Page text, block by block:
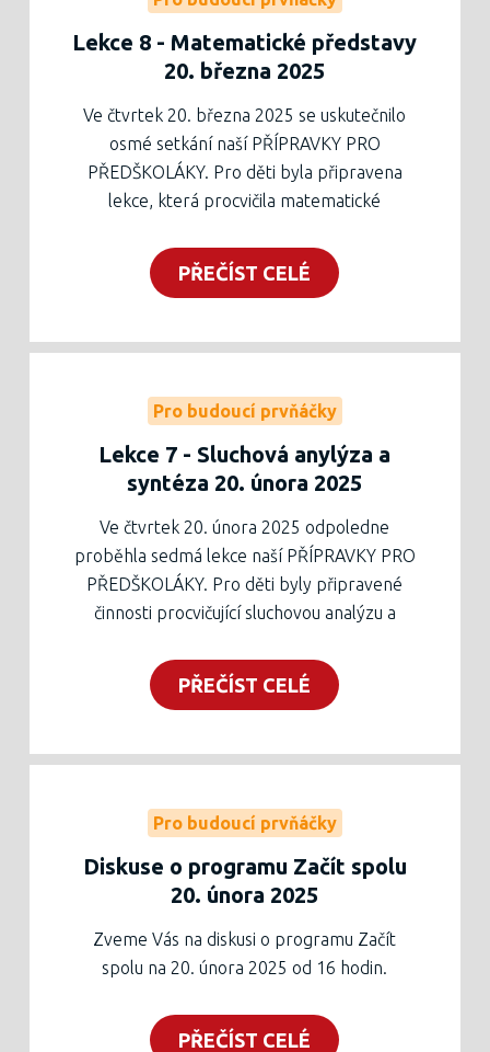
dubna 2025, těšíme se na Vás!
Lekce 8 - Matematické představy
20. března 2025
Ve čtvrtek 20. března 2025 se uskutečnilo
osmé setkání naší PŘÍPRAVKY PRO
PŘEDŠKOLÁKY. Pro děti byla připravena
lekce, která procvičila matematické
grafomotorický prvek. Rodiče se mohli
zúčastnit besedy o zápisu do první třídy.
tištěné podobě v zelené krabici v zádveří
Další setkání nás čeká 3. dubna 2025!
PŘEČÍST CELÉ
Pro budoucí prvňáčky
Lekce 7 - Sluchová anylýza a
syntéza 20. února 2025
Ve čtvrtek 20. února 2025 odpoledne
proběhla sedmá lekce naší PŘÍPRAVKY PRO
PŘEDŠKOLÁKY. Pro děti byly připravené
činnosti procvičující sluchovou analýzu a
vším, co k němu patří. V závěru setkání jsme
procvičili i další grafomotorický prvek -
přivedli, mohli lekci přihlížet, nebo se
jeho podobě na naší škole.
Příště se sejdeme za měsíc (20. března
2025), kde bude kromě programu pro děti
připravena schůzka, na které se rodiče
dozví podorbnosti o zápisu do první třídy.
Pracovní list ze sedmé lekce ke stažení níže
nebo vytištěný v zelené krabici v zádveří
školy.
PŘEČÍST CELÉ
Pro budoucí prvňáčky
Diskuse o programu Začít spolu
20. února 2025
Zveme Vás na diskusi o programu Začít
spolu na 20. února 2025 od 16 hodin.
PŘEČÍST CELÉ